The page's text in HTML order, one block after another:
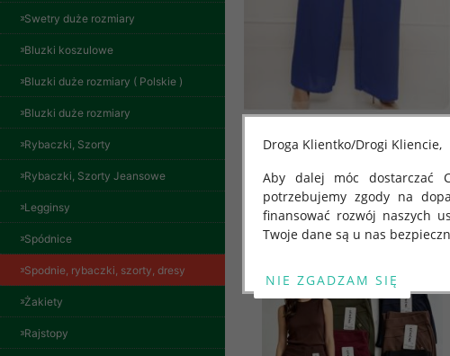
Swetry duże rozmiary
Bluzki koszulowe
Bluzki duże rozmiary ( Polskie )
Bluzki duże rozmiary
Rybaczki, Szorty
Rybaczki, Szorty Jeansowe
Legginsy
Spódnice
Spodnie, rybaczki, szorty, dresy
Żakiety
RajstopySpodnie damskie
jeansy Roz 29-36, 1
Inne produkty
Droga Klientko/Drogi Kliencie,
Aby dalej móc dostarczać
potrzebujemy zgody na
finansować rozwój naszych
Twoje dane są u nas
Od 25 maja 2018 roku
kwietnia 2016 r. w sprawie
swobodnego przepływu
"GDPR" lub "Ogólne
przetwarzaniu Twoich